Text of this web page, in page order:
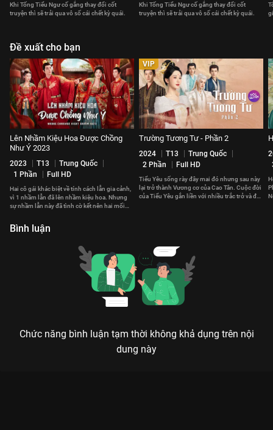
Khi Tống Tiểu Ngư cố gắng thay đổi cốt
truyện thì sẽ trải qua vô số cái chết kỳ quái.
Khi Tống Tiểu Ngư cố gắng thay đổi cốt
truyện thì sẽ trải qua vô số cái chết kỳ quái.
Đề xuất cho bạn
Lên Nhầm Kiệu Hoa Được Chồng
Như Ý 2023
2023 T13
Trung Quốc
1 Phần
Full HD
Hai cô gái khác biệt về tính cách lẫn gia cảnh,
vì 1 nhầm lẫn đã lên nhầm kiệu hoa. Nhưng
sự nhầm lẫn này đã tình cờ kết nên hai mối
VIP
Trường Tương Tư - Phần 2
2024 T13
Trung Quốc
2 Phần
Full HD
Tiểu Yêu sống rày đây mai đó nhưng sau này
lại trở thành Vương cơ của Cao Tân. Cuộc đời
của Tiểu Yêu gắn liền với nhiều trắc trở và đau
Bình luận
Chức năng bình luận tạm thời không khả dụng trên nội
dung này